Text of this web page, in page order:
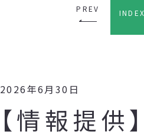
PREV INDEX
2026年6月30日
【情報提供